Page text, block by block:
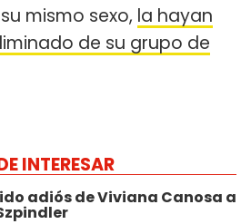
mismo sexo, la hayan
de su grupo de
INTERESAR
adiós de Viviana Canosa a